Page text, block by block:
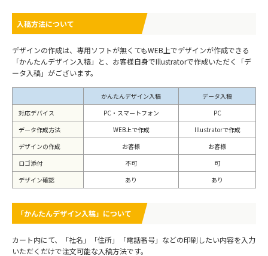
入稿方法について
デザインの作成は、専用ソフトが無くてもWEB上でデザインが作成できる
「かんたんデザイン入稿」と、お客様自身でIllustratorで作成いただく「デ
ータ入稿」がございます。
かんたんデザイン入稿
データ入稿
対応デバイス
PC・スマートフォン
PC
データ作成方法
WEB上で作成
Illustratorで作成
デザインの作成
お客様
お客様
ロゴ添付
不可
可
デザイン確認
あり あり
「かんたんデザイン入稿」について
カート内にて、「社名」「住所」「電話番号」などの印刷したい内容を入力
いただくだけで注文可能な入稿方法です。